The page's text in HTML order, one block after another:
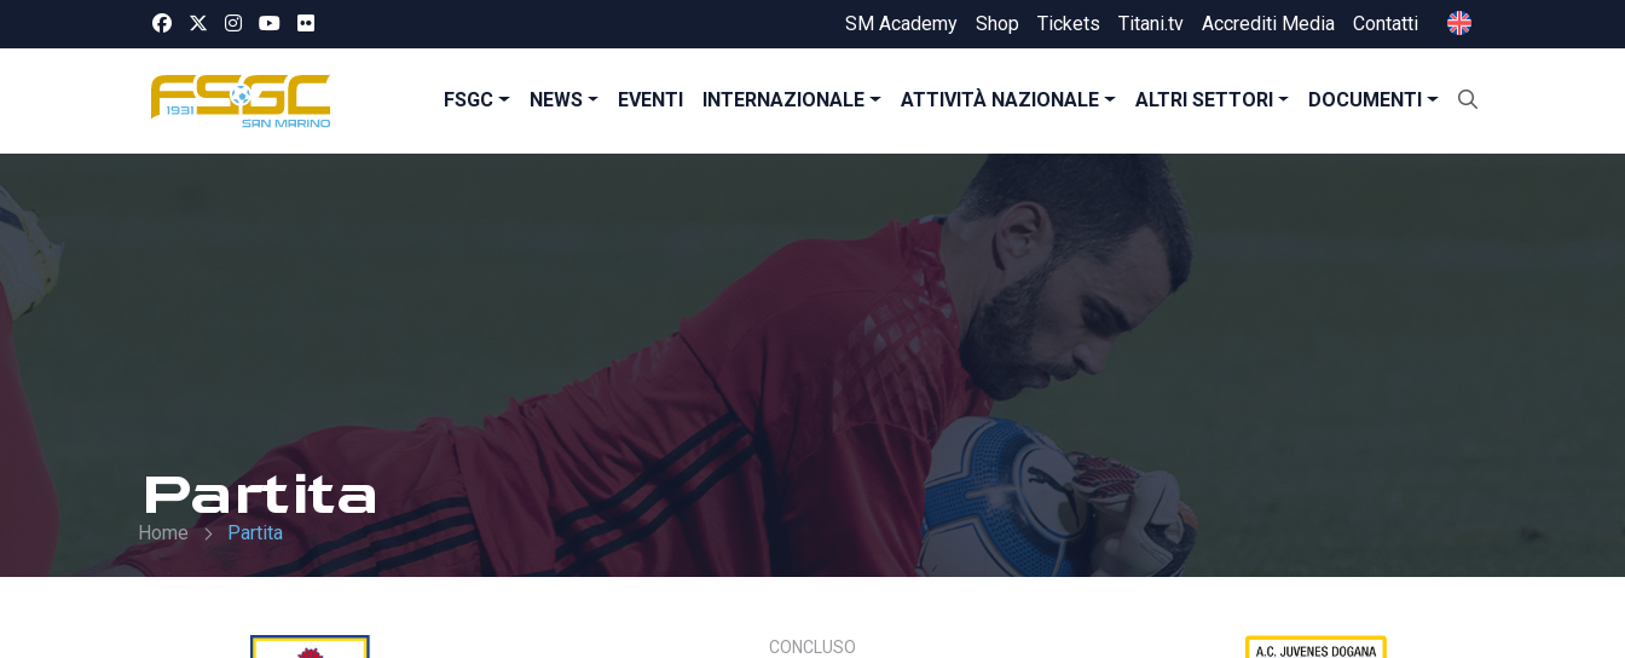
SM Academy Shop Tickets Titani.tv Accrediti Media Contatti
FSGC NEWS EVENTI INTERNAZIONALE ATTIVITÀ NAZIONALE ALTRI SETTORI DOCUMENTI
Partita
Home Partita
CONCLUSO